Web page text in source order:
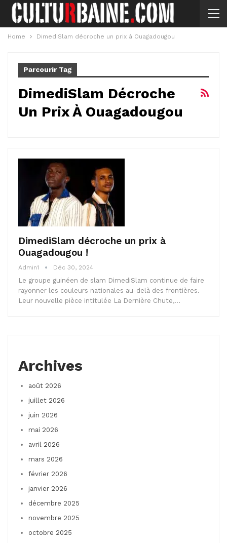
Home DimediSlam décroche un prix à Ouagadougou
Parcourir Tag
DimediSlam Décroche
Un Prix À Ouagadougou
DimediSlam décroche un prix à
Ouagadougou !
Admin1 Déc 30, 2024
Le groupe guinéen de slam DimediSlam continue de faire
rayonner les couleurs nationales au-delà des frontières.
Leur nouvelle pièce intitulée La Dernière Chute,…
Archives
août 2026
juillet 2026
juin 2026
mai 2026
avril 2026
mars 2026
février 2026
janvier 2026
décembre 2025
novembre 2025
octobre 2025